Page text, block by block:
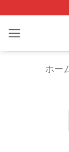
content
ホー